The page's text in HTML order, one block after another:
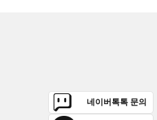
네이버톡톡 문의